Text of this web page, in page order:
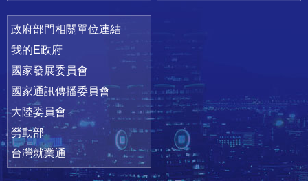
政府部門相關單位連結
我的E政府
國家發展委員會
國家通訊傳播委員會
大陸委員會
勞動部
台灣就業通